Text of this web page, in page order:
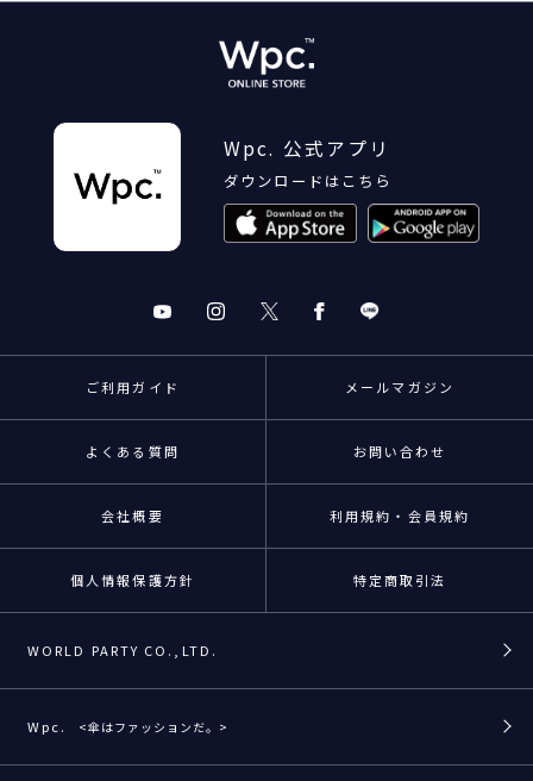
Wpc. 公式アプリ
ダウンロードはこちら
ご利用ガイド メールマガジン
よくある質問 お問い合わせ
会社概要 利用規約・会員規約
個人情報保護方針 特定商取引法
WORLD PARTY CO.,LTD.
Wpc. <傘はファッションだ。>